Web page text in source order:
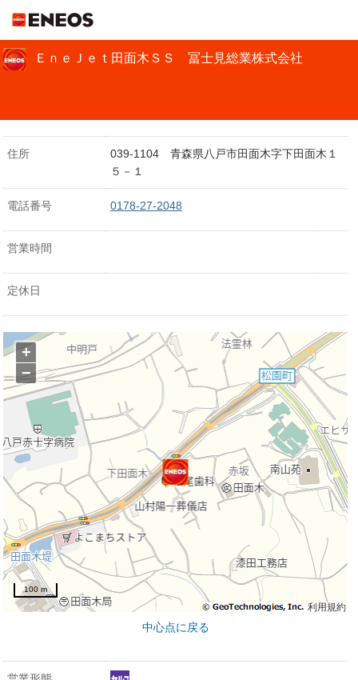
ＥｎｅＪｅｔ田面木ＳＳ 冨士見総業株式会社
住所
039-1104 青森県八戸市田面木字下田面木１
５－１
電話番号 0178-27-2048
営業時間
定休日
利用規約
+
−
100 m
中心点に戻る